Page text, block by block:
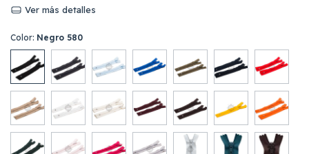
Ver más detalles
Color: Negro 580